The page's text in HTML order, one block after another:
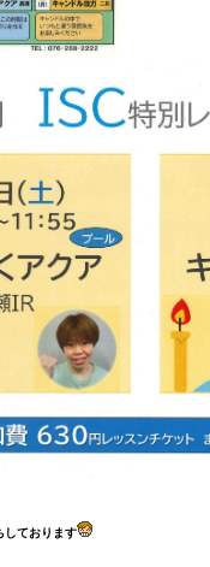
しております